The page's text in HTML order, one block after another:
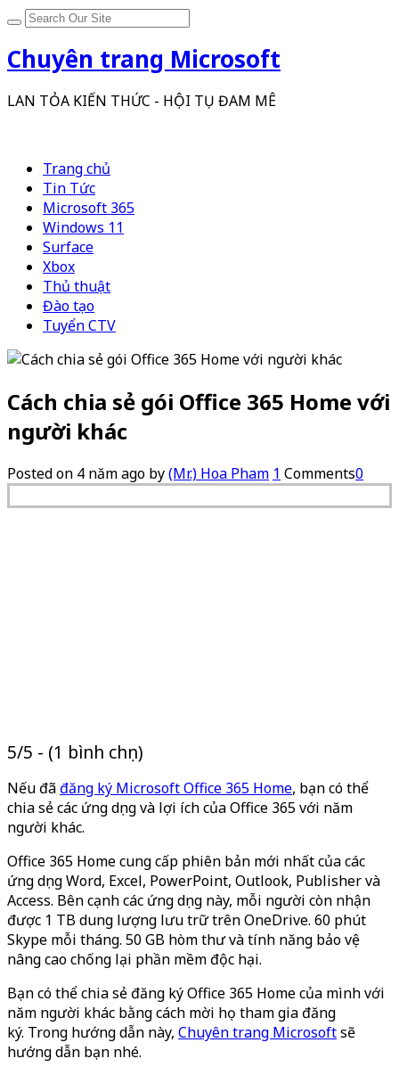
Chuyên trang Microsoft
LAN TỎA KIẾN THỨC - HỘI TỤ ĐAM MÊ
Trang chủ
Tin Tức
Microsoft 365
Windows 11
Surface
Xbox
Thủ thuật
Đào tạo
Tuyển CTV
Cách chia sẻ gói Office 365 Home với
người khác
Posted on 4 năm ago by(Mr.) Hoa Pham 1 Comments0
5/5 - (1 bình chọn)
Nếu đãđăng ký Microsoft Office 365 Home, bạn có thể
chia sẻ các ứng dụng và lợi ích của Office 365 với năm
người khác.
Office 365 Home cung cấp phiên bản mới nhất của các
ứng dụng Word, Excel, PowerPoint, Outlook, Publisher và
Access. Bên cạnh các ứng dụng này, mỗi người còn nhận
được 1 TB dung lượng lưu trữ trên OneDrive. 60 phút
Skype mỗi tháng. 50 GB hòm thư và tính năng bảo vệ
nâng cao chống lại phần mềm độc hại.
Bạn có thể chia sẻ đăng ký Office 365 Home của mình với
năm người khác bằng cách mời họ tham gia đăng
ký. Trong hướng dẫn này, Chuyên trang Microsoftsẽ
hướng dẫn bạn nhé.